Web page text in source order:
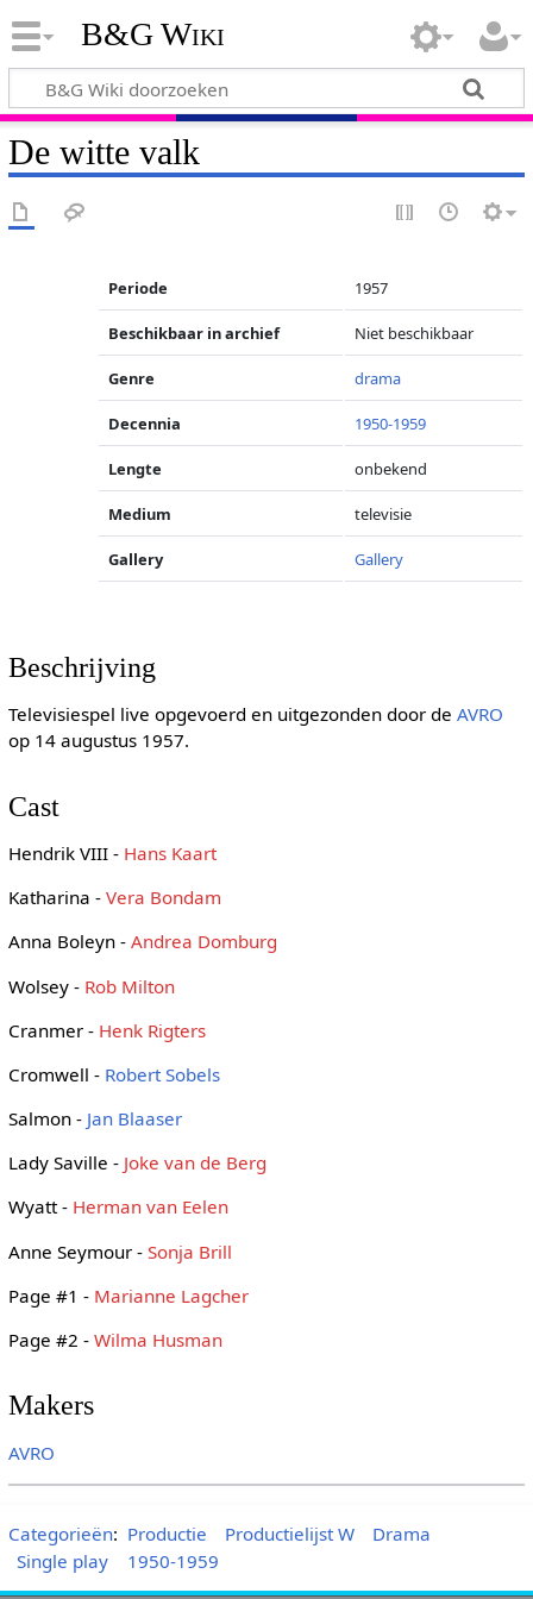
B&G Wiki
De witte valk
Periode 1957
Beschikbaar in archief Niet beschikbaar
Genre drama
Decennia 1950-1959
Lengte onbekend
Medium televisie
Gallery Gallery
Beschrijving
Televisiespel live opgevoerd en uitgezonden door de AVRO
op 14 augustus 1957.
Cast
Hendrik VIII - Hans Kaart
Katharina - Vera Bondam
Anna Boleyn - Andrea Domburg
Wolsey - Rob Milton
Cranmer - Henk Rigters
Cromwell - Robert Sobels
Salmon - Jan Blaaser
Lady Saville - Joke van de Berg
Wyatt - Herman van Eelen
Anne Seymour - Sonja Brill
Page #1 - Marianne Lagcher
Page #2 - Wilma Husman
Makers
AVRO
Categorieën: Productie Productielijst W
Drama
Single play
1950-1959